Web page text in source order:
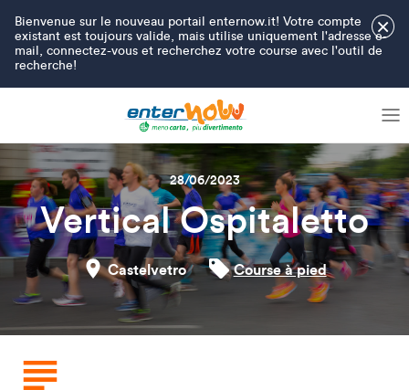
×
Bienvenue sur le nouveau portail enternow.it! Votre compte
existant est toujours valide, mais utilise uniquement l'adresse e-
mail, connectez-vous et recherchez votre course avec l'outil de
recherche!
28/06/2023
Vertical Ospitaletto
Castelvetro Course à pied